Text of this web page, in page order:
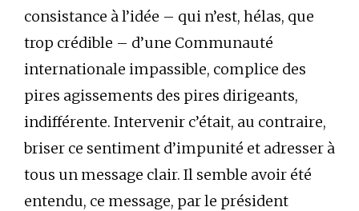
consistance à l’idée – qui n’est, hélas, que
trop crédible – d’une Communauté
internationale impassible, complice des
pires agissements des pires dirigeants,
indifférente. Intervenir c’était, au contraire,
briser ce sentiment d’impunité et adresser à
tous un message clair. Il semble avoir été
entendu, ce message, par le président